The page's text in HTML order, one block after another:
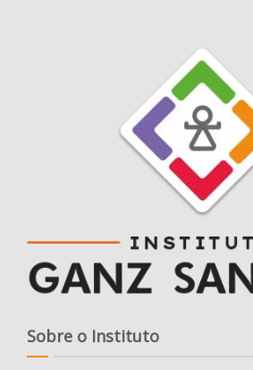
Sobre o Instituto